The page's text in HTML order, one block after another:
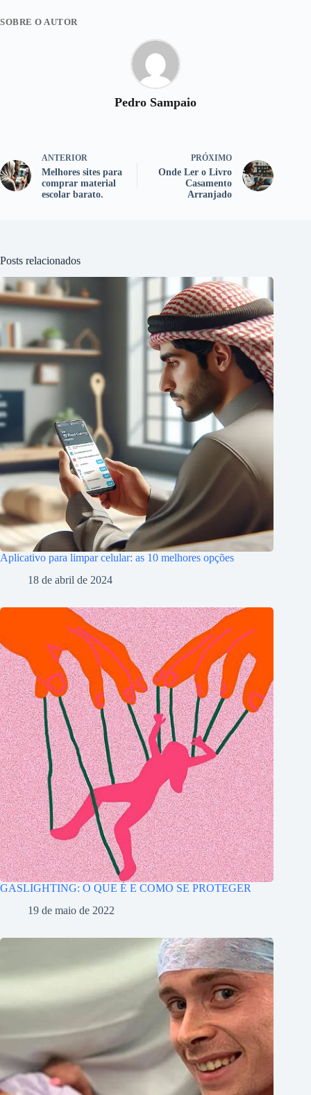
SOBRE O AUTOR
Pedro Sampaio
ANTERIOR
Melhores sites para
comprar material
escolar barato.
PRÓXIMO
Onde Ler o Livro
Casamento
Arranjado
Posts relacionados
Aplicativo para limpar celular: as 10 melhores opções
18 de abril de 2024
GASLIGHTING: O QUE É E COMO SE PROTEGER
19 de maio de 2022